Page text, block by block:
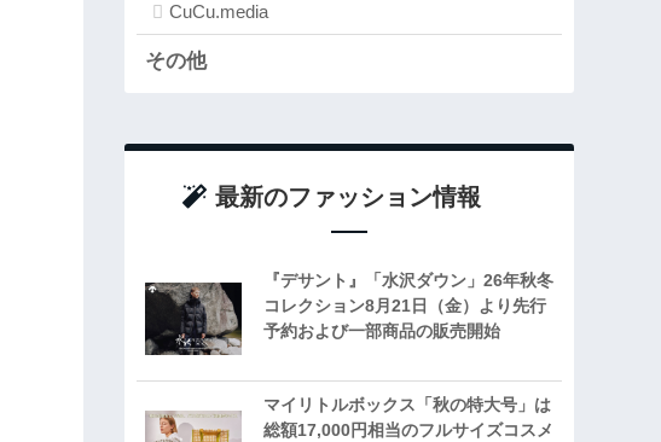
CuCu.media
その他
最新のファッション情報
『デサント』「水沢ダウン」26年秋冬
コレクション8月21日（金）より先行
予約および一部商品の販売開始
マイリトルボックス「秋の特大号」は
総額17,000円相当のフルサイズコスメ